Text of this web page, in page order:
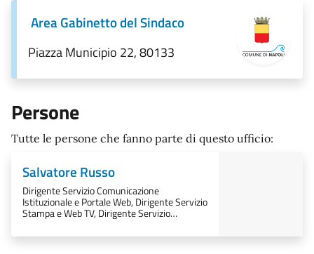
Area Gabinetto del Sindaco
Piazza Municipio 22, 80133
Persone
Tutte le persone che fanno parte di questo ufficio:
Salvatore Russo
Dirigente Servizio Comunicazione
Istituzionale e Portale Web, Dirigente Servizio
Stampa e Web TV, Dirigente Servizio